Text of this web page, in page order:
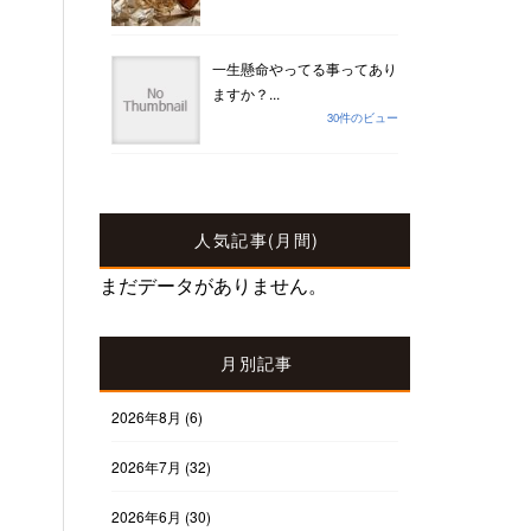
一生懸命やってる事ってあり
ますか？...
30件のビュー
人気記事(月間)
まだデータがありません。
月別記事
2026年8月 (6)
2026年7月 (32)
2026年6月 (30)